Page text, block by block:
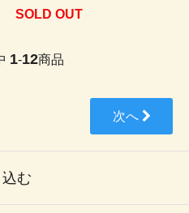
SOLD OUT
1-12商品
次へ
む